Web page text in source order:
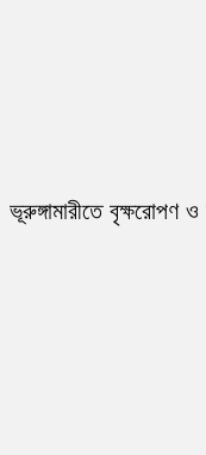
ভূরুঙ্গামারীতে বৃক্ষরোপণ ও